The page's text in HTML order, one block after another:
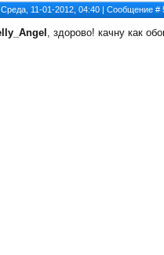
Среда, 11-01-2012, 04:40 | Сообщение #
, здорово! качну как